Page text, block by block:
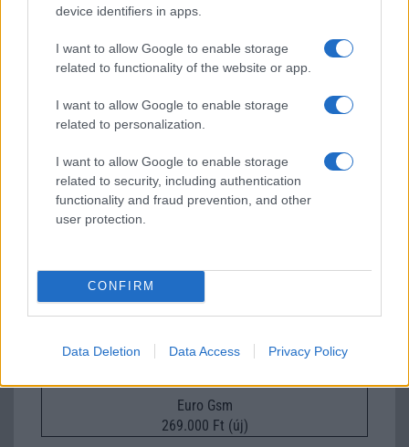
device identifiers in apps.
I want to allow Google to enable storage
related to functionality of the website or app.
I want to allow Google to enable storage
related to personalization.
I want to allow Google to enable storage
related to security, including authentication
functionality and fraud prevention, and other
user protection.
CONFIRM
Data Deletion Data Access Privacy Policy
Euro Gsm
229.000 Ft (új)
Euro Gsm
269.000 Ft (új)